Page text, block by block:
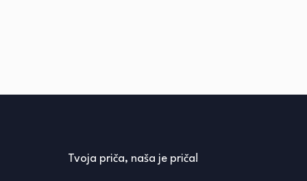
Tvoja priča, naša je priča!